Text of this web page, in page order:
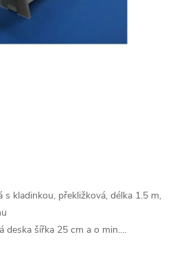
s kladinkou, překližková, délka 1.5 m,
deska šířka 25 cm a o min.…